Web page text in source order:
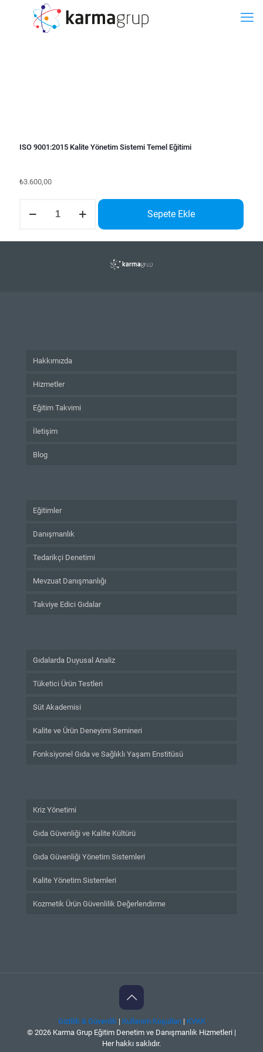
ISO 9001:2015 Kalite Yönetim Sistemi Temel Eğitimi
₺3.600,00
9001:2015
Sepete Ekle
Hakkımızda
Hizmetler
Eğitim Takvimi
İletişim
Blog
Eğitimler
Danışmanlık
Tedarikçi Denetimi
Mevzuat Danışmanlığı
Takviye Edici Gıdalar
Gıdalarda Duyusal Analiz
Tüketici Ürün Testleri
Süt Akademisi
Kalite ve Ürün Deneyimi Semineri
Fonksiyonel Gıda ve Sağlıklı Yaşam Enstitüsü
Kriz Yönetimi
Gıda Güvenliği ve Kalite Kültürü
Gıda Güvenliği Yönetim Sistemleri
Kalite Yönetim Sistemleri
Kozmetik Ürün Güvenlilik Değerlendirme
Gizlilik & Güvenlik| Kullanım Koşulları | KVKK
© 2026 Karma Grup Eğitim Denetim ve Danışmanlık Hizmetleri |
Her hakkı saklıdır.